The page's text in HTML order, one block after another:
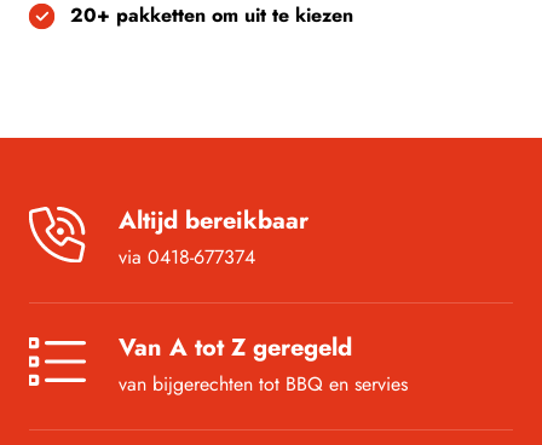
20+ pakketten om uit te kiezen
Altijd bereikbaar
via 0418-677374
Van A tot Z geregeld
van bijgerechten tot BBQ en servies